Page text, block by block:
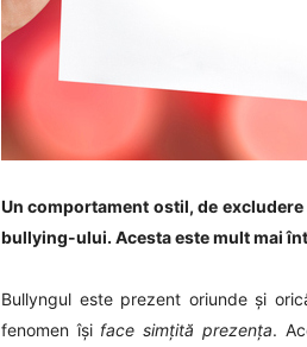
Un comportament ostil, de
bullying-ului. Acesta este mult mai
Bullyngul este prezent oriunde și
fenomen își face simțită prezența.